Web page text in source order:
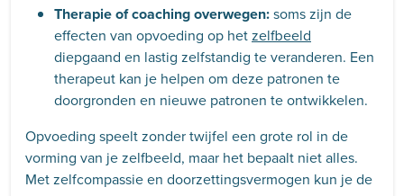
Therapie of coaching overwegen:soms zijn de
effecten van opvoeding op hetzelfbeeld
diepgaand en lastig zelfstandig te veranderen. Een
therapeut kan je helpen om deze patronen te
doorgronden en nieuwe patronen te ontwikkelen.
Opvoeding speelt zonder twijfel een grote rol in de
vorming van je zelfbeeld, maar het bepaalt niet alles.
Met zelfcompassie en doorzettingsvermogen kun je de